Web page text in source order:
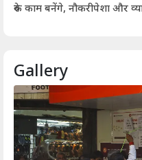
रुके काम बनेंगे, नौकरीपेशा और
Gallery